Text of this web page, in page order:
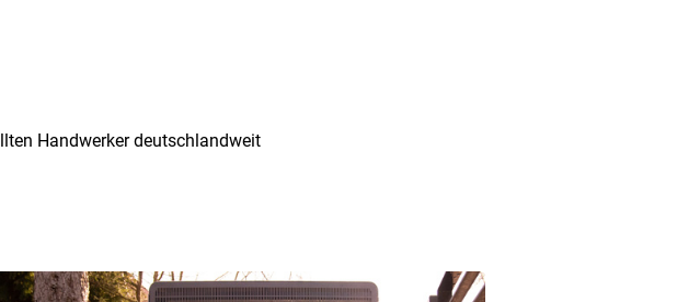
Handwerker deutschlandweit